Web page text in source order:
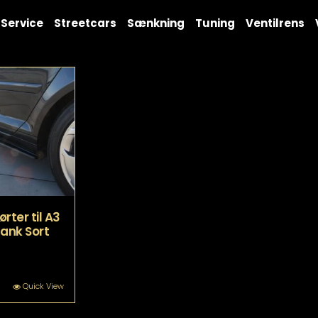
Service Streetcars Sænkning Tuning Ventilrens
til A3
Sort
Quick View